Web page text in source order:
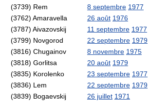
(3739) Rem
8 septembre 1977
(3762) Amaravella
26 août 1976
(3787) Aivazovskij
11 septembre 1977
(3799) Novgorod
22 septembre 1979
(3816) Chugainov
8 novembre 1975
(3818) Gorlitsa
20 août 1979
(3835) Korolenko
23 septembre 1977
(3836) Lem
22 septembre 1979
(3839) Bogaevskij
26 juillet 1971